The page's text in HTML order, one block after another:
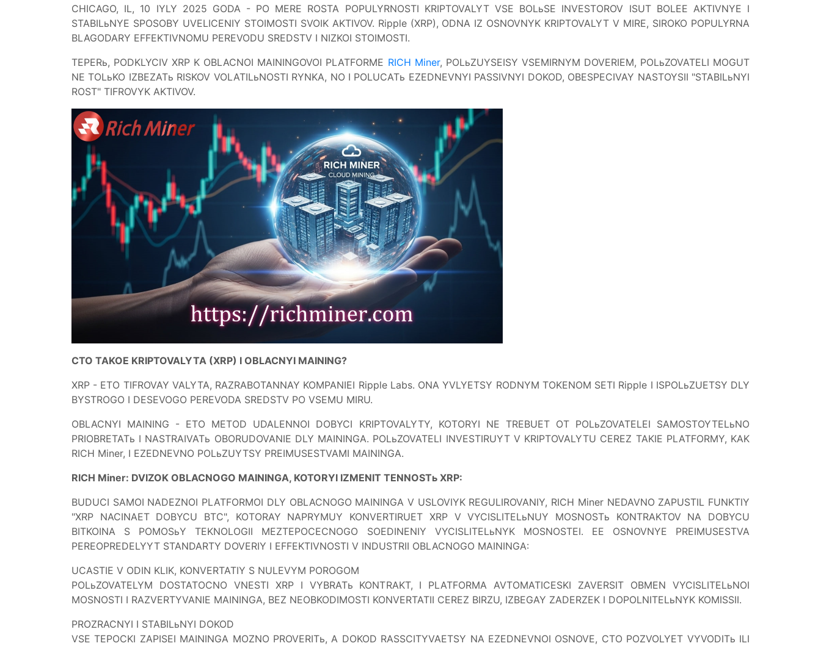
CHICAGO, IL, 10 IYLY 2025 GODA - PO MERE ROSTA POPULYRNOSTI KRIPTOVALYT VSE BOLьSE INVESTOROV ISUT BOLEE AKTIVNYE I
STABILьNYE SPOSOBY UVELICENIY STOIMOSTI SVOIK AKTIVOV. Ripple (XRP), ODNA IZ OSNOVNYK KRIPTOVALYT V MIRE, SIROKO POPULYRNA
BLAGODARY EFFEKTIVNOMU PEREVODU SREDSTV I NIZKOI STOIMOSTI.
TEPERь, PODKLYCIV XRP K OBLACNOI MAININGOVOI PLATFORME RICH Miner, POLьZUYSEISY VSEMIRNYM DOVERIEM, POLьZOVATELI MOGUT
NE TOLьKO IZBEZATь RISKOV VOLATILьNOSTI RYNKA, NO I POLUCATь EZEDNEVNYI PASSIVNYI DOKOD, OBESPECIVAY NASTOYSII "STABILьNYI
ROST" TIFROVYK AKTIVOV.
CTO TAKOE KRIPTOVALYTA (XRP) I OBLACNYI MAINING?
XRP - ETO TIFROVAY VALYTA, RAZRABOTANNAY KOMPANIEI Ripple Labs. ONA YVLYETSY RODNYM TOKENOM SETI Ripple I ISPOLьZUETSY DLY
BYSTROGO I DESEVOGO PEREVODA SREDSTV PO VSEMU MIRU.
OBLACNYI MAINING - ETO METOD UDALENNOI DOBYCI KRIPTOVALYTY, KOTORYI NE TREBUET OT POLьZOVATELEI SAMOSTOYTELьNO
PRIOBRETATь I NASTRAIVATь OBORUDOVANIE DLY MAININGA. POLьZOVATELI INVESTIRUYT V KRIPTOVALYTU CEREZ TAKIE PLATFORMY, KAK
RICH Miner, I EZEDNEVNO POLьZUYTSY PREIMUSESTVAMI MAININGA.
RICH Miner: DVIZOK OBLACNOGO MAININGA, KOTORYI IZMENIT TENNOSTь XRP:
BUDUCI SAMOI NADEZNOI PLATFORMOI DLY OBLACNOGO MAININGA V USLOVIYK REGULIROVANIY, RICH Miner NEDAVNO ZAPUSTIL FUNKTIY
"XRP NACINAET DOBYCU BTC", KOTORAY NAPRYMUY KONVERTIRUET XRP V VYCISLITELьNUY MOSNOSTь KONTRAKTOV NA DOBYCU
BITKOINA S POMOSьY TEKNOLOGII MEZTEPOCECNOGO SOEDINENIY VYCISLITELьNYK MOSNOSTEI. EE OSNOVNYE PREIMUSESTVA
PEREOPREDELYYT STANDARTY DOVERIY I EFFEKTIVNOSTI V INDUSTRII OBLACNOGO MAININGA:
UCASTIE V ODIN KLIK, KONVERTATIY S NULEVYM POROGOM
POLьZOVATELYM DOSTATOCNO VNESTI XRP I VYBRATь KONTRAKT, I PLATFORMA AVTOMATICESKI ZAVERSIT OBMEN VYCISLITELьNOI
MOSNOSTI I RAZVERTYVANIE MAININGA, BEZ NEOBKODIMOSTI KONVERTATII CEREZ BIRZU, IZBEGAY ZADERZEK I DOPOLNITELьNYK KOMISSII.
PROZRACNYI I STABILьNYI DOKOD
VSE TEPOCKI ZAPISEI MAININGA MOZNO PROVERITь, A DOKOD RASSCITYVAETSY NA EZEDNEVNOI OSNOVE, CTO POZVOLYET VYVODITь ILI